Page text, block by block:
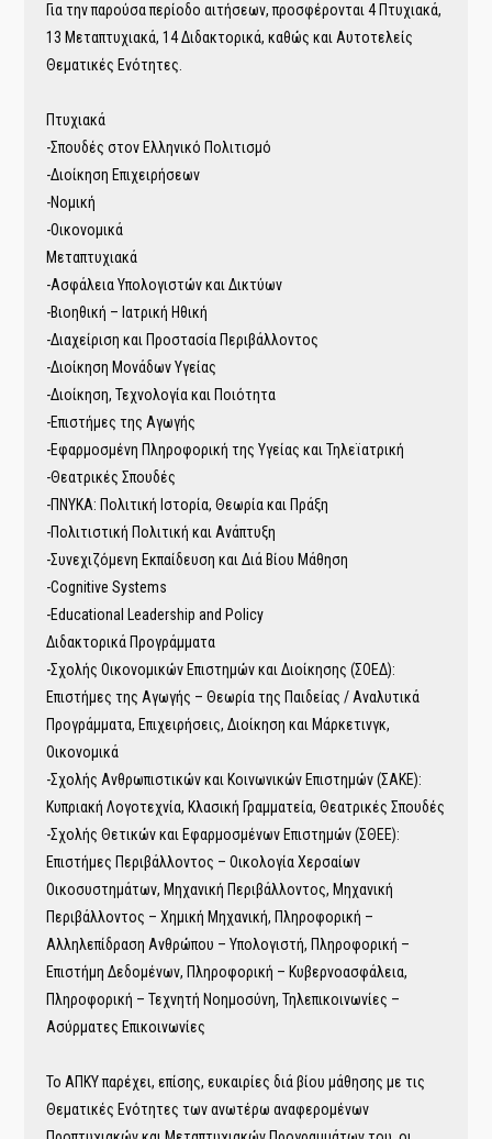
Για την παρούσα περίοδο αιτήσεων, προσφέρονται 4 Πτυχιακά,
13 Μεταπτυχιακά, 14 Διδακτορικά, καθώς και Αυτοτελείς
Θεματικές Ενότητες.
Πτυχιακά
-Σπουδές στον Ελληνικό Πολιτισμό
-Διοίκηση Επιχειρήσεων
-Νομική
-Οικονομικά
Μεταπτυχιακά
-Ασφάλεια Υπολογιστών και Δικτύων
-Βιοηθική – Ιατρική Ηθική
-Διαχείριση και Προστασία Περιβάλλοντος
-Διοίκηση Μονάδων Υγείας
-Διοίκηση, Τεχνολογία και Ποιότητα
-Επιστήμες της Αγωγής
-Εφαρμοσμένη Πληροφορική της Υγείας και Τηλεϊατρική
-Θεατρικές Σπουδές
-ΠΝΥΚΑ: Πολιτική Ιστορία, Θεωρία και Πράξη
-Πολιτιστική Πολιτική και Ανάπτυξη
-Συνεχιζόμενη Εκπαίδευση και Διά Βίου Μάθηση
-Cognitive Systems
-Educational Leadership and Policy
Διδακτορικά Προγράμματα
-Σχολής Οικονομικών Επιστημών και Διοίκησης (ΣΟΕΔ):
Επιστήμες της Αγωγής – Θεωρία της Παιδείας / Αναλυτικά
Προγράμματα, Επιχειρήσεις, Διοίκηση και Μάρκετινγκ,
Οικονομικά
-Σχολής Ανθρωπιστικών και Κοινωνικών Επιστημών (ΣΑΚΕ):
Κυπριακή Λογοτεχνία, Κλασική Γραμματεία, Θεατρικές Σπουδές
-Σχολής Θετικών και Εφαρμοσμένων Επιστημών (ΣΘΕΕ):
Επιστήμες Περιβάλλοντος – Οικολογία Χερσαίων
Οικοσυστημάτων, Μηχανική Περιβάλλοντος, Μηχανική
Περιβάλλοντος – Χημική Μηχανική, Πληροφορική –
Αλληλεπίδραση Ανθρώπου – Υπολογιστή, Πληροφορική –
Επιστήμη Δεδομένων, Πληροφορική – Κυβερνοασφάλεια,
Πληροφορική – Τεχνητή Νοημοσύνη, Τηλεπικοινωνίες –
Ασύρματες Επικοινωνίες
Το ΑΠΚΥ παρέχει, επίσης, ευκαιρίες διά βίου μάθησης με τις
Θεματικές Ενότητες των ανωτέρω αναφερομένων